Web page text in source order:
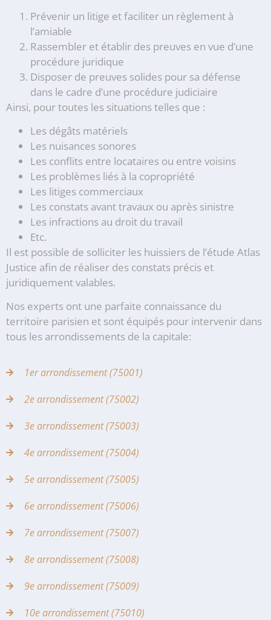
Prévenir un litige et faciliter un règlement à
l’amiable
Rassembler et établir des preuves en vue d’une
procédure juridique
Disposer de preuves solides pour sa défense
dans le cadre d’une procédure judiciaire
Ainsi, pour toutes les situations telles que :
Les dégâts matériels
Les nuisances sonores
Les conflits entre locataires ou entre voisins
Les problèmes liés à la copropriété
Les litiges commerciaux
Les constats avant travaux ou après sinistre
Les infractions au droit du travail
Etc.
Il est possible de solliciter les huissiers de l’étude Atlas
Justice afin de réaliser des constats précis et
juridiquement valables.
Nos experts ont une parfaite connaissance du
territoire parisien et sont équipés pour intervenir dans
tous les arrondissements de la capitale:
1er arrondissement (75001)
2e arrondissement (75002)
3e arrondissement (75003)
4e arrondissement (75004)
5e arrondissement (75005)
6e arrondissement (75006)
7e arrondissement (75007)
8e arrondissement (75008)
9e arrondissement (75009)
10e arrondissement (75010)